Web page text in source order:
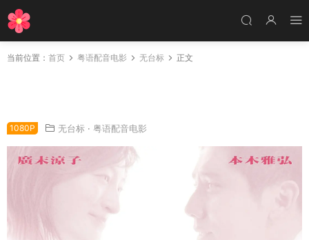
当前位置： 首页 粤语配音电影 无台标 正文
1080P 无台标 · 粤语配音电影